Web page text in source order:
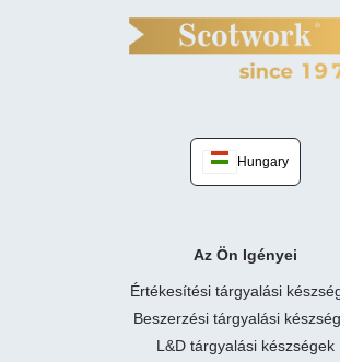
Hungary
Az Ön Igényei
Értékesítési tárgyalási
Beszerzési tárgyalási
L&D tárgyalási készségek